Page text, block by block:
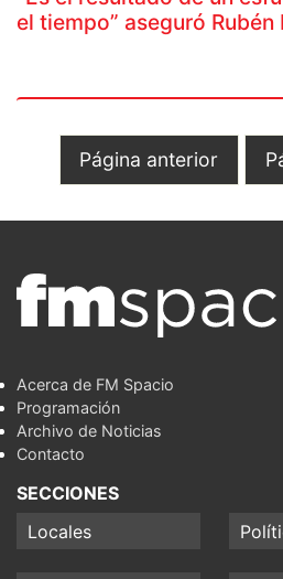
el tiempo” aseguró Rubén
Página anterior
Acerca de FM Spacio
Programación
Archivo de Noticias
Contacto
SECCIONES
Locales